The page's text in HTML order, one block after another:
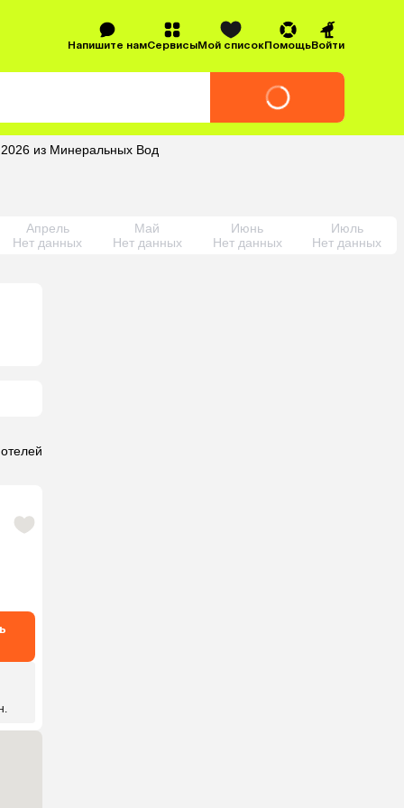
Напишите намСервисыМой списокПомощьВойти
2026 из Минеральных Вод
Апрель
Нет данных
Май
Нет данных
Июнь
Нет данных
Июль
Нет данных